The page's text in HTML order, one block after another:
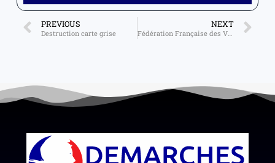
PREVIOUS
Destruction carte grise
NEXT